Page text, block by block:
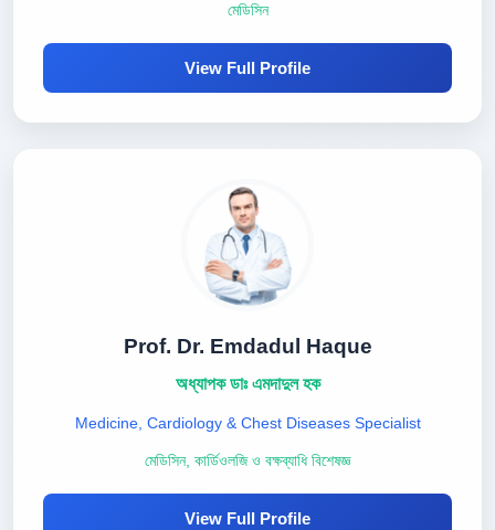
মেডিসিন
View Full Profile
Prof. Dr. Emdadul Haque
অধ্যাপক ডাঃ এমদাদুল হক
Medicine, Cardiology & Chest Diseases Specialist
মেডিসিন, কার্ডিওলজি ও বক্ষব্যাধি বিশেষজ্ঞ
View Full Profile